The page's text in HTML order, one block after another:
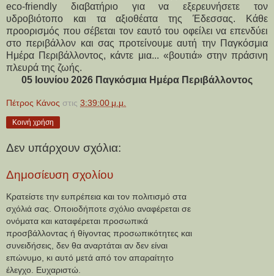
eco-friendly διαβατήριο για να εξερευνήσετε τον
υδροβιότοπο και τα αξιοθέατα της Έδεσσας. Κάθε
προορισμός που σέβεται τον εαυτό του οφείλει να επενδύει
στο περιβάλλον και σας προτείνουμε αυτή την Παγκόσμια
Ημέρα Περιβάλλοντος, κάντε μια... «βουτιά» στην πράσινη
πλευρά της ζωής.
05 Ιουνίου 2026 Παγκόσμια Ημέρα Περιβάλλοντος
Πέτρος Κάνος στις 3:39:00 μ.μ.
Κοινή χρήση
Δεν υπάρχουν σχόλια:
Δημοσίευση σχολίου
Κρατείστε την ευπρέπεια και τον πολιτισμό στα
σχόλιά σας. Οποιοδήποτε σχόλιο αναφέρεται σε
ονόματα και καταφέρεται προσωπικά
προσβάλλοντας ή θίγοντας προσωπικότητες και
συνειδήσεις, δεν θα αναρτάται αν δεν είναι
επώνυμο, κι αυτό μετά από τον απαραίτητο
έλεγχο. Ευχαριστώ.